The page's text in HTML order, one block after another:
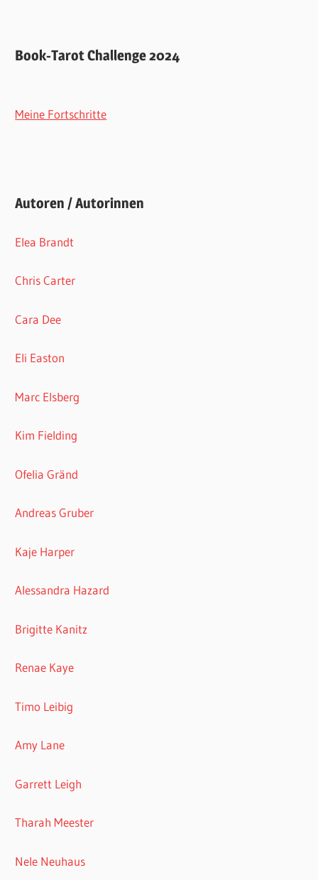
Book-Tarot Challenge 2024
Meine Fortschritte
Autoren / Autorinnen
Elea Brandt
Chris Carter
Cara Dee
Eli Easton
Marc Elsberg
Kim Fielding
Ofelia Gränd
Andreas Gruber
Kaje Harper
Alessandra Hazard
Brigitte Kanitz
Renae Kaye
Timo Leibig
Amy Lane
Garrett Leigh
Tharah Meester
Nele Neuhaus